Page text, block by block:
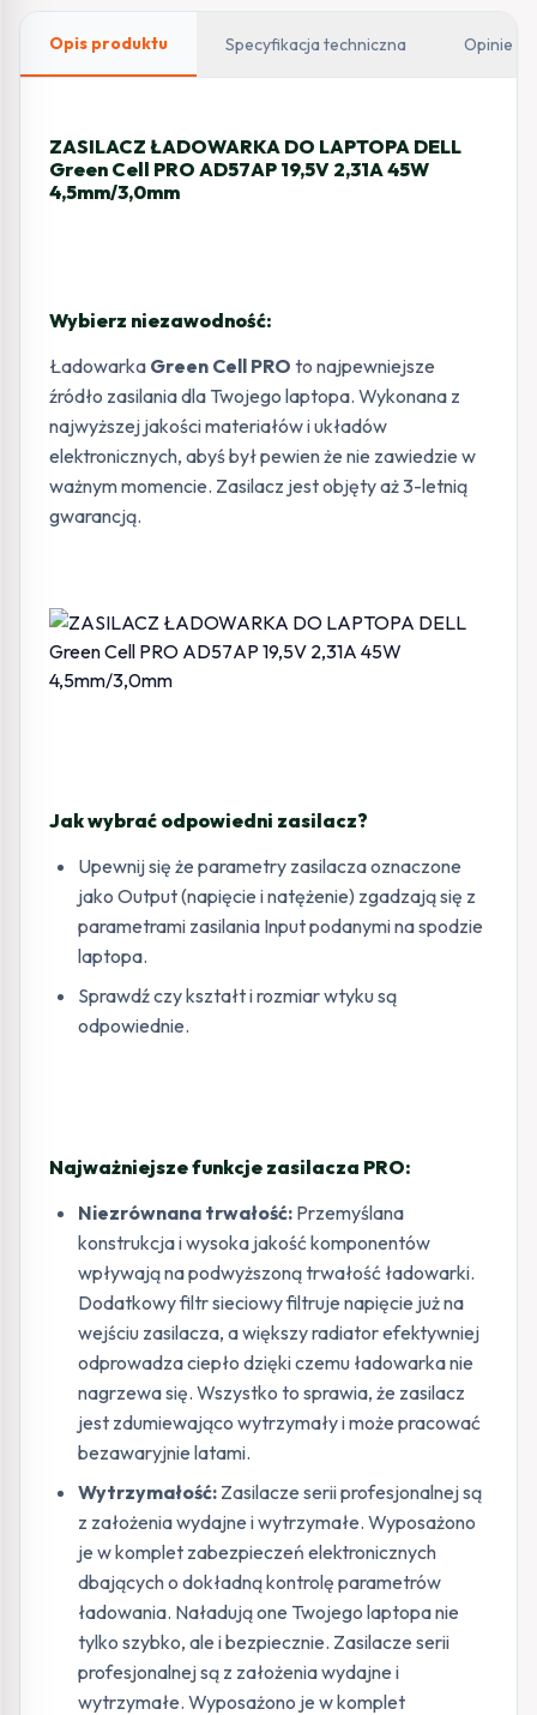
AD57AP
4,5mm/3,0mm
Opis produktu Specyfikacja techniczna Opinie
ZASILACZ ŁADOWARKA DO LAPTOPA DELL
Green Cell PRO AD57AP 19,5V 2,31A 45W
4,5mm/3,0mm
Wybierz niezawodność:
Ładowarka Green Cell PRO to najpewniejsze
źródło zasilania dla Twojego laptopa. Wykonana z
najwyższej jakości materiałów i układów
elektronicznych, abyś był pewien że nie zawiedzie w
ważnym momencie. Zasilacz jest objęty aż 3-letnią
gwarancją.
Jak wybrać odpowiedni zasilacz?
Upewnij się że parametry zasilacza oznaczone
jako Output (napięcie i natężenie) zgadzają się z
parametrami zasilania Input podanymi na spodzie
laptopa.
Sprawdź czy kształt i rozmiar wtyku są
odpowiednie.
Najważniejsze funkcje zasilacza PRO:
Niezrównana trwałość: Przemyślana
konstrukcja i wysoka jakość komponentów
wpływają na podwyższoną trwałość ładowarki.
Dodatkowy filtr sieciowy filtruje napięcie już na
wejściu zasilacza, a większy radiator efektywniej
odprowadza ciepło dzięki czemu ładowarka nie
nagrzewa się. Wszystko to sprawia, że zasilacz
jest zdumiewająco wytrzymały i może pracować
bezawaryjnie latami.
Wytrzymałość: Zasilacze serii profesjonalnej są
z założenia wydajne i wytrzymałe. Wyposażono
je w komplet zabezpieczeń elektronicznych
dbających o dokładną kontrolę parametrów
ładowania. Naładują one Twojego laptopa nie
tylko szybko, ale i bezpiecznie. Zasilacze serii
profesjonalnej są z założenia wydajne i
wytrzymałe. Wyposażono je w komplet